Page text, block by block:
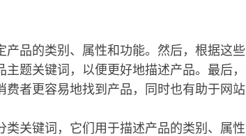
品的类别、属性和功能。然后，根据这些
题关键词，以便更好地描述产品。最后，
者更容易地找到产品，同时也有助于网站
关键词，它们用于描述产品的类别、属性